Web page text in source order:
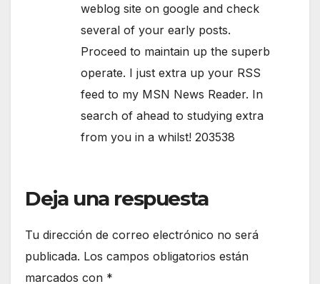
weblog site on google and check
several of your early posts.
Proceed to maintain up the superb
operate. I just extra up your RSS
feed to my MSN News Reader. In
search of ahead to studying extra
from you in a whilst! 203538
Deja una respuesta
Tu dirección de correo electrónico no será
publicada. Los campos obligatorios están
marcados con *